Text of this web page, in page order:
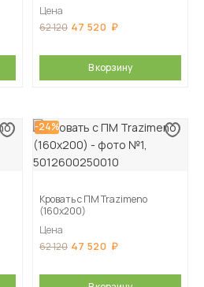
Цена
62 120 47 520
В корзину
-24%
Кровать с ПМ Trazimeno
(160х200)
Цена
62 120 47 520